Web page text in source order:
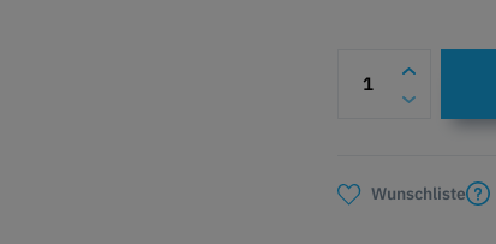
Wunschliste